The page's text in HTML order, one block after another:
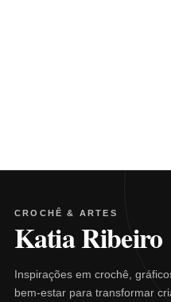
CROCHÊ & ARTES
Katia Ribeiro
Inspirações em crochê,
bem-estar para transformar